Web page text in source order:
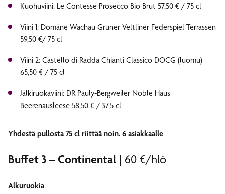
Kuohuviini: Le Contesse Prosecco Bio Brut 57,50 € / 75 cl
Viini 1: Domäne Wachau Grüner Veltliner Federspiel Terrassen
59,50 €/ 75 cl
Viini 2: Castello di Radda Chianti Classico DOCG (luomu)
65,50 € / 75 cl
Jälkiruokaviini: DR Pauly-Bergweiler Noble Haus
Beerenausleese 58,50 € / 37,5 cl
Yhdestä pullosta 75 cl riittää noin. 6 asiakkaalle
Buffet 3 – Continental | 60 €/hlö
Alkuruokia